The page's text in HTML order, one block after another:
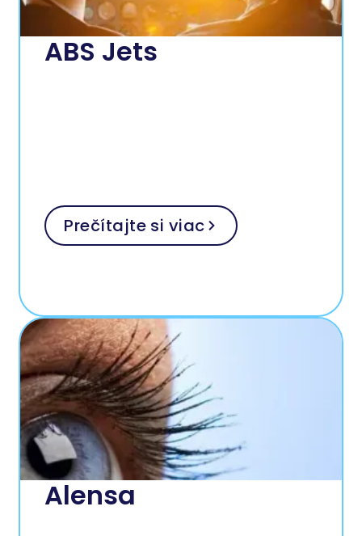
ABS Jets
Prečítajte si viac
Alensa